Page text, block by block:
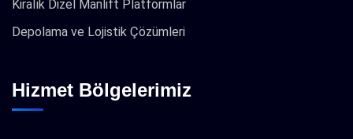
Kiralık Dizel Manlift Platformlar
Depolama ve Lojistik Çözümleri
Hizmet Bölgelerimiz